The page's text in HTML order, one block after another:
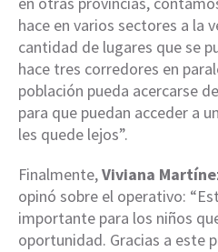
hace en varios sectores a la
cantidad de lugares que se
hace tres corredores en
población pueda acercarse
para que puedan acceder a
les quede lejos”.
Finalmente,Viviana
opinó sobre el operativo:
importante para los niños
oportunidad. Gracias a este